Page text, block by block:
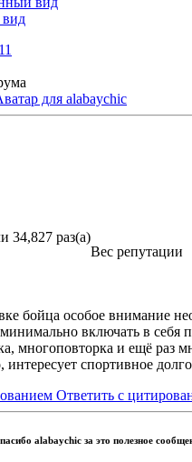
34,827 раз(а)
Вес репутации
бойца особое внимание
включать в себя
многоповторка и ещё раз
интересует спортивное
Ответить с
alabaychic за это полезное